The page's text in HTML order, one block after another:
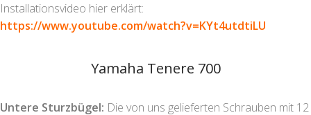
Installationsvideo hier erklärt:
https://www.youtube.com/watch?v=KYt4utdtiLU
Yamaha Tenere 700
Untere Sturzbügel: Die von uns gelieferten Schrauben mit 12